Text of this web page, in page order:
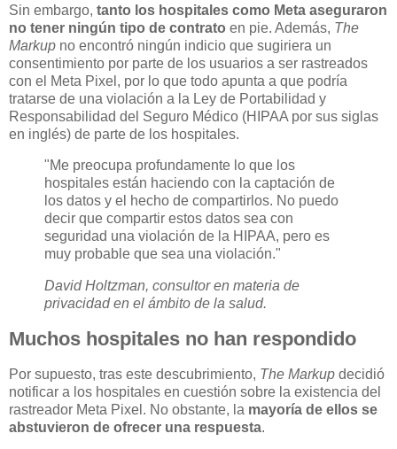
Sin embargo, tanto los hospitales como Meta aseguraron
no tener ningún tipo de contrato en pie. Además, The
Markup no encontró ningún indicio que sugiriera un
consentimiento por parte de los usuarios a ser rastreados
con el Meta Pixel, por lo que todo apunta a que podría
tratarse de una violación a la Ley de Portabilidad y
Responsabilidad del Seguro Médico (HIPAA por sus siglas
en inglés) de parte de los hospitales.
"Me preocupa profundamente lo que los
hospitales están haciendo con la captación de
los datos y el hecho de compartirlos. No puedo
decir que compartir estos datos sea con
seguridad una violación de la HIPAA, pero es
muy probable que sea una violación."
David Holtzman, consultor en materia de
privacidad en el ámbito de la salud.
Muchos hospitales no han respondido
Por supuesto, tras este descubrimiento, The Markup decidió
notificar a los hospitales en cuestión sobre la existencia del
rastreador Meta Pixel. No obstante, la mayoría de ellos se
abstuvieron de ofrecer una respuesta.